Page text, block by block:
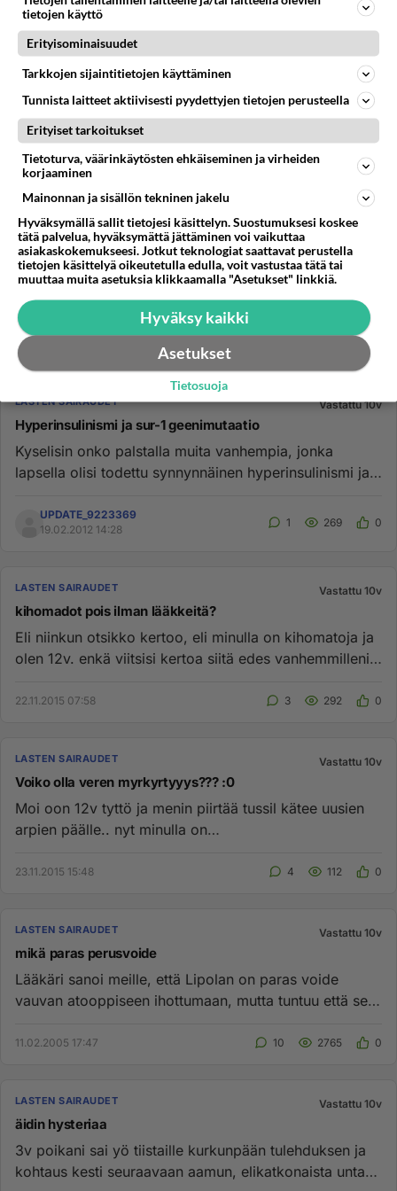
sisällä en ole saanut unta kunnolla. Ensimmäisenä
yönä nukuin about...
26.08.2015 04:06
LASTEN SAIRAUDET Vastattu 10v
Hyperinsulinismi ja sur-1 geenimutaatio
Kyselisin onko palstalla muita vanhempia, jonka
lapsella olisi todettu synnynnäinen hyperinsulinismi ja
UPDATE_9223369
19.02.2012 14:28
1 269 0
LASTEN SAIRAUDET Vastattu 10v
kihomadot pois ilman lääkkeitä?
Eli niinkun otsikko kertoo, eli minulla on kihomatoja ja
olen 12v. enkä viitsisi kertoa siitä edes vanhemmilleni
22.11.2015 07:58 3 292 0
LASTEN SAIRAUDET Vastattu 10v
Voiko olla veren myrkyrtyyys??? :0
Moi oon 12v tyttö ja menin piirtää tussil kätee uusien
arpien päälle.. nyt minulla on
23.11.2015 15:48 4 112 0
LASTEN SAIRAUDET Vastattu 10v
mikä paras perusvoide
Lääkäri sanoi meille, että Lipolan on paras voide
vauvan atooppiseen ihottumaan, mutta tuntuu että se
11.02.2005 17:47 10 2765 0
LASTEN SAIRAUDET Vastattu 10v
äidin hysteriaa
3v poikani sai yö tiistaille kurkunpään tulehduksen ja
kohtaus kesti seuraavaan aamun, elikatkonaista unta
tietojen käyttö
Erityisominaisuudet
Tarkkojen sijaintitietojen käyttäminen
Tunnista laitteet aktiivisesti pyydettyjen tietojen perusteella
Erityiset tarkoitukset
Tietoturva, väärinkäytösten ehkäiseminen ja virheiden
korjaaminen
Mainonnan ja sisällön tekninen jakelu
Hyväksymällä sallit tietojesi käsittelyn. Suostumuksesi koskee
tätä palvelua, hyväksymättä jättäminen voi vaikuttaa
asiakaskokemukseesi. Jotkut teknologiat saattavat perustella
tietojen käsittelyä oikeutetulla edulla, voit vastustaa tätä tai
muuttaa muita asetuksia klikkaamalla "Asetukset" linkkiä.
Hyväksy kaikki
Asetukset
Tietosuoja